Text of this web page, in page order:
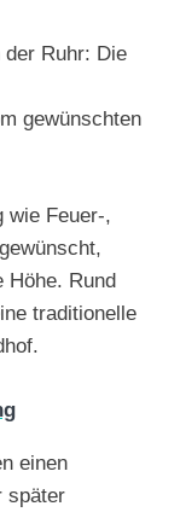
der Ruhr: Die
gewünschten
wie Feuer-,
Höhe. Rund
traditionelle
einen
später